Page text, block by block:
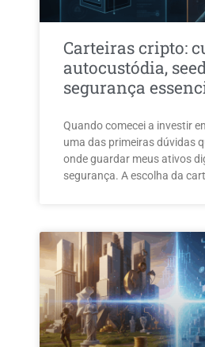
Carteiras cripto:
autocustódia,
segurança
Quando comecei a investir
uma das primeiras dúvidas
onde guardar meus ativos
segurança. A escolha da